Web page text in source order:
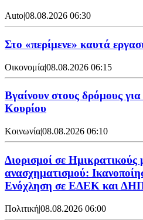
Auto|08.08.2026 06:30
Στο «περίμενε» καυτά
Οικονομία|08.08.2026 06:15
Βγαίνουν στους δρόμους για
Κουρίου
Κοινωνία|08.08.2026 06:10
Διορισμοί σε Ημικρατικούς
ανασχηματισμού:
Ενόχληση σε ΕΔΕΚ και
Πολιτική|08.08.2026 06:00